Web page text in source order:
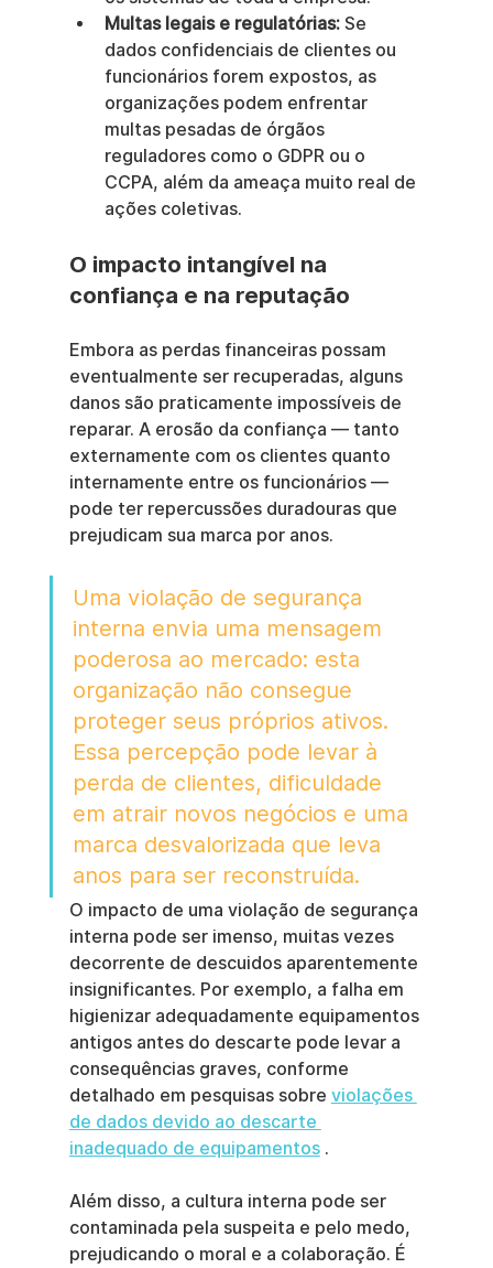
Multas legais e regulatórias: Se
dados confidenciais de clientes ou
funcionários forem expostos, as
organizações podem enfrentar
multas pesadas de órgãos
reguladores como o GDPR ou o
CCPA, além da ameaça muito real de
ações coletivas.
O impacto intangível na
confiança e na reputação
Embora as perdas financeiras possam
eventualmente ser recuperadas, alguns
danos são praticamente impossíveis de
reparar. A erosão da confiança — tanto
externamente com os clientes quanto
internamente entre os funcionários —
pode ter repercussões duradouras que
prejudicam sua marca por anos.
Uma violação de segurança
interna envia uma mensagem
poderosa ao mercado: esta
organização não consegue
proteger seus próprios ativos.
Essa percepção pode levar à
perda de clientes, dificuldade
em atrair novos negócios e uma
marca desvalorizada que leva
anos para ser reconstruída.
O impacto de uma violação de segurança
interna pode ser imenso, muitas vezes
decorrente de descuidos aparentemente
insignificantes. Por exemplo, a falha em
higienizar adequadamente equipamentos
antigos antes do descarte pode levar a
consequências graves, conforme
detalhado em pesquisas sobre violações
de dados devido ao descarte
inadequado de equipamentos .
Além disso, a cultura interna pode ser
contaminada pela suspeita e pelo medo,
prejudicando o moral e a colaboração. É